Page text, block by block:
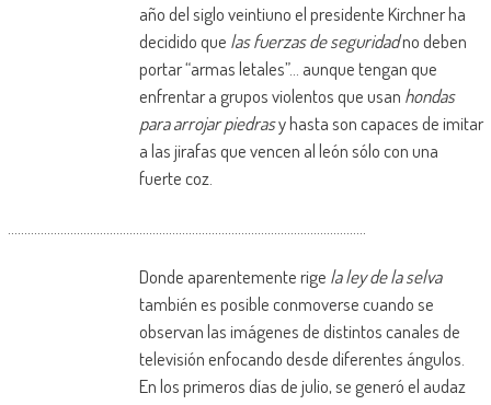
año del siglo veintiuno el presidente Kirchner ha
decidido que las fuerzas de seguridadno deben
portar “armas letales”… aunque tengan que
enfrentar a grupos violentos que usan hondas
para arrojar piedrasy hasta son capaces de imitar
a las jirafas que vencen al león sólo con una
fuerte coz.
Donde aparentemente rige la ley de la selva
también es posible conmoverse cuando se
observan las imágenes de distintos canales de
televisión enfocando desde diferentes ángulos.
En los primeros días de julio, se generó el audaz